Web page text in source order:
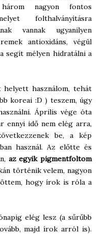
nagyon fontos
folthalványításra
nak vannak ugyanilyen
antioxidáns, végül
segít mélyen hidratálni a
használom, tehát
koreai :D ) teszem, úgy
Április vége óta
ennyi idő nem elég arra,
be, a kép
használ. Az előtte és
az egyik pigmentfoltom
történik velem, nagyon
hogy írok is róla a
elég lesz (a sűrűbb
majd írok arról is).